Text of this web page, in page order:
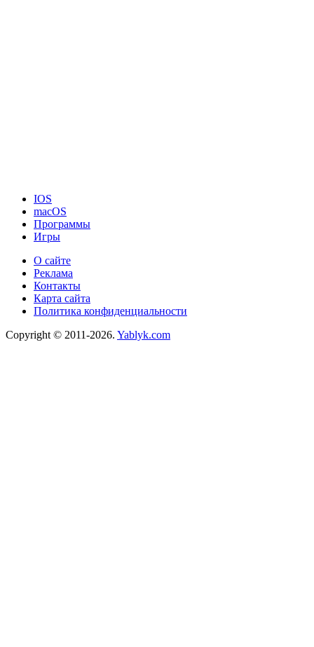
IOS
macOS
Программы
Игры
О сайте
Реклама
Контакты
Карта сайта
Политика конфиденциальности
Copyright © 2011-2026. Yablyk.сom